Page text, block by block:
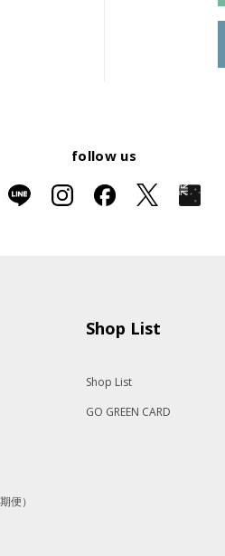
follow us
便）
Shop List
Shop List
GO GREEN CARD